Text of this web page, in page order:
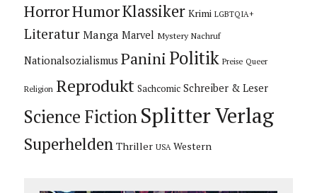
HorrorHumorKlassiker Krimi LGBTQIA+
Literatur Manga Marvel Mystery Nachruf
Nationalsozialismus Panini Politik Preise Queer
Religion Reprodukt Sachcomic Schreiber & Leser
Science Fiction Splitter Verlag
Superhelden Thriller USA Western